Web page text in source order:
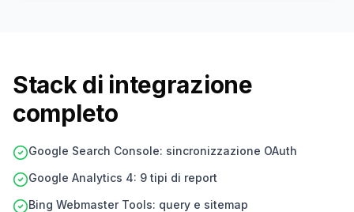
Stack di integrazione
completo
Google Search Console: sincronizzazione OAuth
Google Analytics 4: 9 tipi di report
Bing Webmaster Tools: query e sitemap